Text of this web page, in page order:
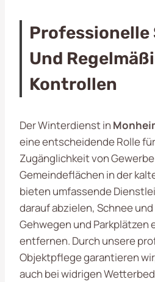
Professionelle
Und
Kontrollen
Der Winterdienst in
eine entscheidende Rolle
Zugänglichkeit von
Gemeindeflächen in der
bieten umfassende
darauf abzielen, Schnee
Gehwegen und Parkplätzen
entfernen. Durch unsere
Objektpflege garantieren
auch bei widrigen